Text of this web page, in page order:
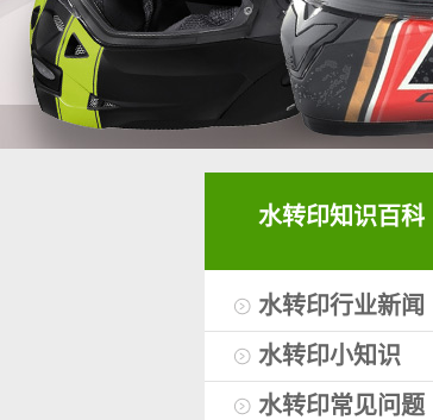
水转印知识百科
水转印行业新闻
水转印小知识
水转印常见问题